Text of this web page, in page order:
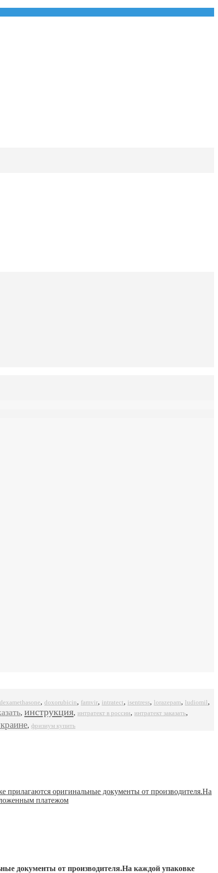
dexamethasone, doxorubicin, famvir, intratect, isentress, lorazepam, ludiomil,
, инструкция, интратект в россии, интратект заказать,
, фризиум купить
документы от производителя.На каждой упаковке